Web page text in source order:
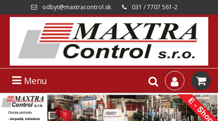
odbyt@maxtracontrol.sk 031 / 7707 561-2
Menu